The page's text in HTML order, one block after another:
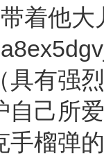
着他
具有强
自己所
手榴弹